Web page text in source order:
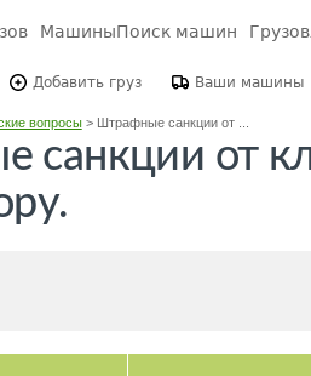
МашиныПоиск машин
Добавить груз Ваши машины
вопросы> Штрафные санкции от ...
санкции от